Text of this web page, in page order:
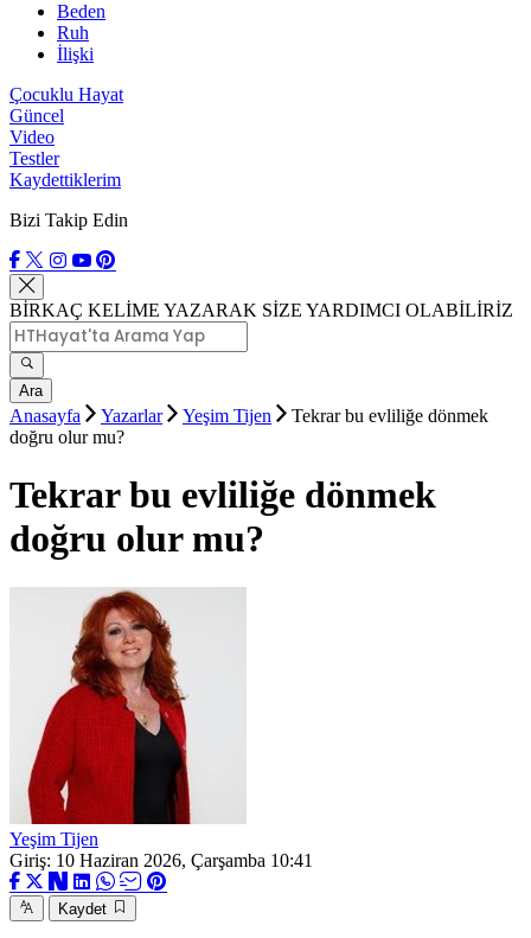
Beden
Ruh
İlişki
Çocuklu Hayat
Güncel
Video
Testler
Kaydettiklerim
Bizi Takip Edin
BİRKAÇ KELİME YAZARAK SİZE YARDIMCI OLABİLİRİZ
Ara
Anasayfa Yazarlar Yeşim Tijen
Tekrar bu evliliğe dönmek
doğru olur mu?
Tekrar bu evliliğe dönmek
doğru olur mu?
Yeşim Tijen
Giriş: 10 Haziran 2026, Çarşamba 10:41
Kaydet